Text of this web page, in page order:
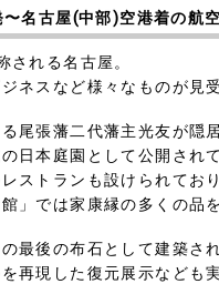
名古屋(中部)空港着の航
される名古屋。
ネスなど様々なものが見
尾張藩二代藩主光友が隠
日本庭園として公開され
ストランも設けられてお
」では家康縁の多くの品
最後の布石として建築さ
再現した復元展示なども